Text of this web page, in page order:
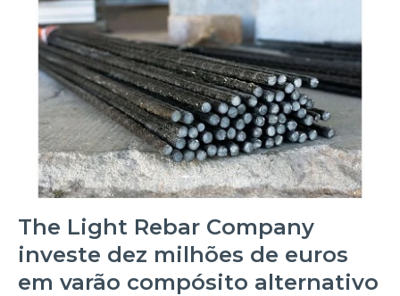
The Light Rebar Company
investe dez milhões de euros
em varão compósito alternativo